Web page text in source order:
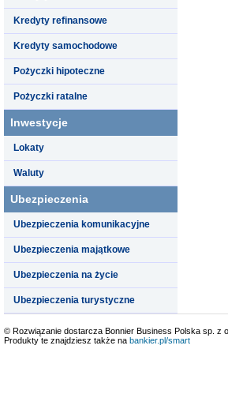
Kredyty refinansowe
Kredyty samochodowe
Pożyczki hipoteczne
Pożyczki ratalne
Inwestycje
Lokaty
Waluty
Ubezpieczenia
Ubezpieczenia komunikacyjne
Ubezpieczenia majątkowe
Ubezpieczenia na życie
Ubezpieczenia turystyczne
© Rozwiązanie dostarcza Bonnier Business Polska sp. z
Produkty te znajdziesz także na bankier.pl/smart